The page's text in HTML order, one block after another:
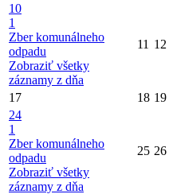
10
1
Zber komunálneho
odpadu
Zobraziť všetky
záznamy z dňa
11 12
17 18 19
24
1
Zber komunálneho
odpadu
Zobraziť všetky
záznamy z dňa
25 26